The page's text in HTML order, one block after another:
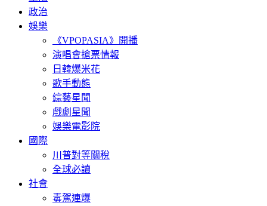
政治
娛樂
《VPOPASIA》開播
演唱會搶票情報
日韓爆米花
歌手動態
綜藝星聞
戲劇星聞
娛樂電影院
國際
川普對等關稅
全球必讀
社會
毒駕連爆